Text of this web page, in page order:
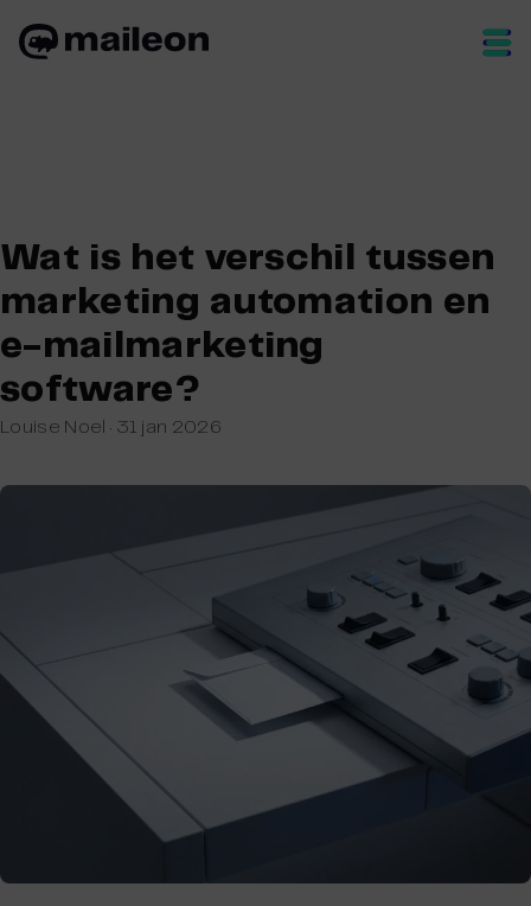
Wat is het verschil tussen
marketing automation en
e-mailmarketing
software?
Louise Noel · 31 jan 2026